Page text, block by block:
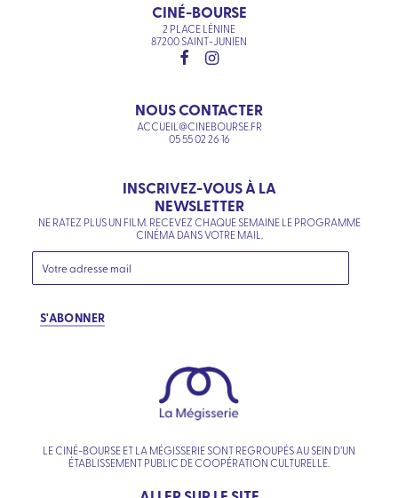
CINÉ-BOURSE
2 PLACE LÉNINE
87200 SAINT-JUNIEN
NOUS CONTACTER
ACCUEIL@CINEBOURSE.FR
05 55 02 26 16
INSCRIVEZ-VOUS À LA
NEWSLETTER
NE RATEZ PLUS UN FILM. RECEVEZ CHAQUE SEMAINE LE PROGRAMME
CINÉMA DANS VOTRE MAIL.
S'ABONNER
LE CINÉ-BOURSE ET LA MÉGISSERIE SONT REGROUPÉS AU SEIN D’UN
ÉTABLISSEMENT PUBLIC DE COOPÉRATION CULTURELLE.